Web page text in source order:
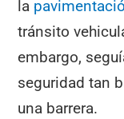
la
tránsito
embargo,
seguridad tan
una barrera.